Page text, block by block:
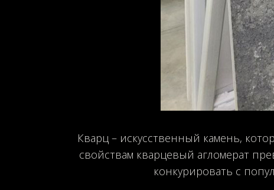
Кварц – искусственный камень,
свойствам кварцевый агломерат
конкурировать с